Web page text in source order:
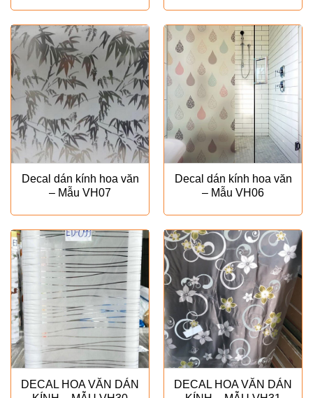
Decal dán kính hoa văn
– Mẫu VH07
Decal dán kính hoa văn
– Mẫu VH06
DECAL HOA VĂN DÁN
DECAL HOA VĂN DÁN